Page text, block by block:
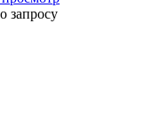
запросу